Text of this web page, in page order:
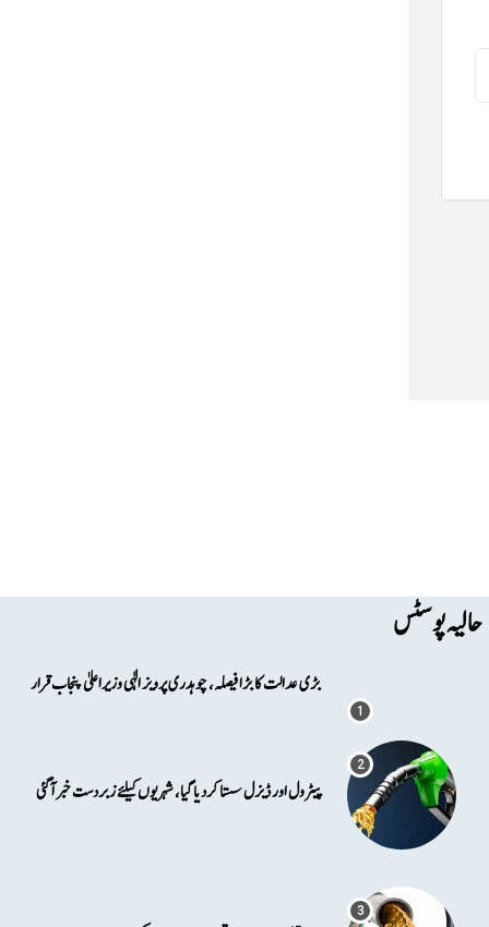
حالیہ پوسٹس
بڑی عدالت کا بڑا فیصلہ، چوہدری پرویز الٰہی وزیراعلیٰ پنجاب قرار
پیٹرول اور ڈیزل سستا کردیا گیا، شہریوں کیلئے زبردست خبر آگئی